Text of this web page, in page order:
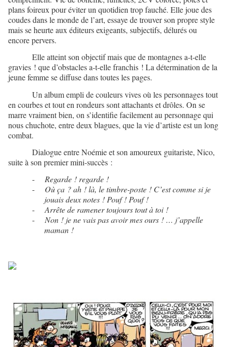
plans foireux pour éviter un quotidien trop fauché. Elle joue des
coudes dans le monde de l’art, essaye de trouver son propre style
mais se heurte aux éditeurs exigeants, subjectifs, délurés ou
encore pervers.
Elle atteint son objectif mais que de montagnes a-t-elle
gravies ! que d’obstacles a-t-elle franchis ! La détermination de la
jeune femme se diffuse dans toutes les pages.
Un album empli de couleurs vives où les personnages tout
en courbes et tout en rondeurs sont attachants et drôles. On se
marre vraiment bien, on s’identifie facilement au personnage qui
nous chuchote, entre deux blagues, que la vie d’artiste est un long
combat.
Dialogue entre Noémie et son amoureux guitariste, Nico,
suite à son premier mini-succès :
-
Regarde ! regarde !
-
Où ça ? ah ! là, le timbre-poste ! C’est comme si je
jouais deux notes ! Pouf ! Pouf !
-
Arrête de ramener toujours tout à toi !
-
Non ! je ne vais pas avoir mes ours ! … j’appelle
maman !